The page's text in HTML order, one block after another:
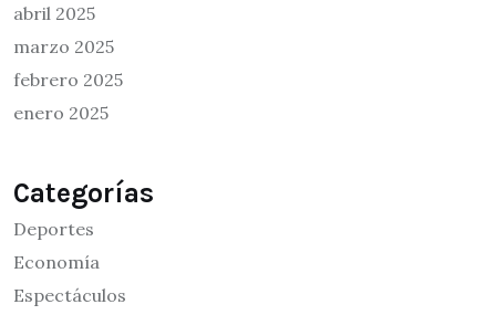
abril 2025
marzo 2025
febrero 2025
enero 2025
Categorías
Deportes
Economía
Espectáculos